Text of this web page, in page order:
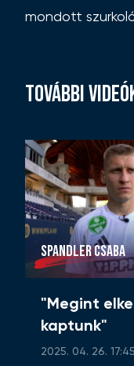
mondott
TOVÁBBI
SPANDLER CSABA
"Megint
kaptunk"
2025. 04. 26. 17:45